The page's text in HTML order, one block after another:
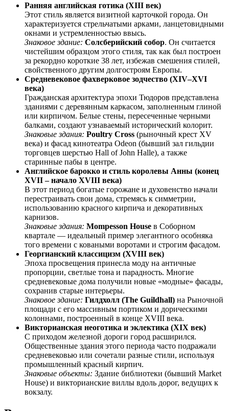
Ранняя английская готика (XIII век)
Этот стиль является визитной карточкой города. Он
характеризуется стрельчатыми арками, ланцетовидными
окнами и устремленностью ввысь.
Знаковое здание: Солсберийский собор. Он считается
чистейшим образцом этого стиля, так как был построен
за рекордно короткие 38 лет, избежав смешения стилей,
свойственного другим долгостроям Европы.
Средневековое фахверковое зодчество (XIV–XVI
века)
Гражданская архитектура эпохи Тюдоров представлена
зданиями с деревянным каркасом, заполненным глиной
или кирпичом. Белые стены, пересеченные черными
балками, создают узнаваемый исторический колорит.
Знаковые здания: Poultry Cross (рыночный крест XV
века) и фасад кинотеатра Odeon (бывший зал гильдии
торговцев шерстью Hall of John Halle), а также
старинные пабы в центре.
Английское барокко и стиль королевы Анны (конец
XVII – начало XVIII века)
В этот период богатые горожане и духовенство начали
перестраивать свои дома, стремясь к симметрии,
использованию красного кирпича и декоративных
карнизов.
Знаковые здания: Mompesson House в Соборном
квартале — идеальный пример элегантного особняка
того времени с коваными воротами и строгим фасадом.
Георгианский классицизм (XVIII век)
Эпоха просвещения принесла моду на античные
пропорции, светлые тона и парадность. Многие
средневековые дома получили новые «модные» фасады,
сохранив старые интерьеры.
Знаковое здание: Гилдхолл (The Guildhall) на Рыночной
площади с его массивным портиком и дорическими
колоннами, построенный в конце XVIII века.
Викторианская неоготика и эклектика (XIX век)
С приходом железной дороги город расширился.
Общественные здания этого периода часто подражали
средневековью или сочетали разные стили, используя
промышленный красный кирпич.
Знаковые объекты: Здание библиотеки (бывший Market
House) и викторианские виллы вдоль дорог, ведущих к
вокзалу.